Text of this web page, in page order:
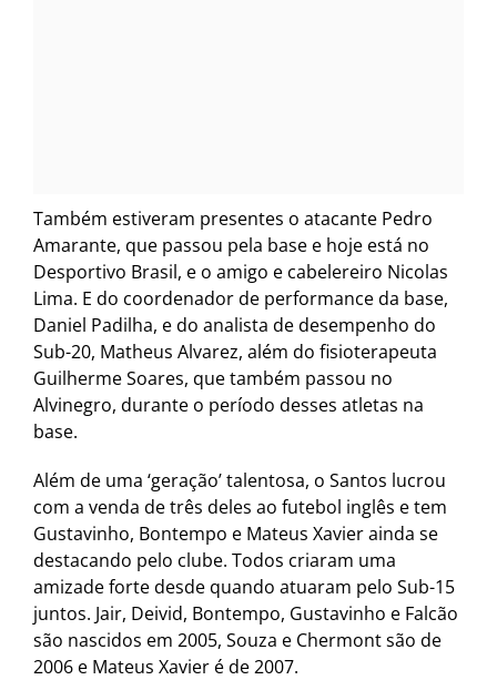
Também estiveram presentes o atacante Pedro
Amarante, que passou pela base e hoje está no
Desportivo Brasil, e o amigo e cabelereiro Nicolas
Lima. E do coordenador de performance da base,
Daniel Padilha, e do analista de desempenho do
Sub-20, Matheus Alvarez, além do fisioterapeuta
Guilherme Soares, que também passou no
Alvinegro, durante o período desses atletas na
base.
Além de uma ‘geração’ talentosa, o Santos lucrou
com a venda de três deles ao futebol inglês e tem
Gustavinho, Bontempo e Mateus Xavier ainda se
destacando pelo clube. Todos criaram uma
amizade forte desde quando atuaram pelo Sub-15
juntos. Jair, Deivid, Bontempo, Gustavinho e Falcão
são nascidos em 2005, Souza e Chermont são de
2006 e Mateus Xavier é de 2007.